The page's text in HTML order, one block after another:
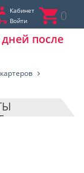
Кабинет
Войти
0
после